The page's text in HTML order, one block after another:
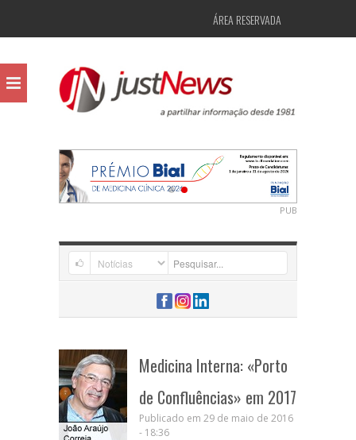
ÁREA RESERVADA
PUB
Medicina Interna: «Porto
de Confluências» em 2017
Publicado em 29 de maio de 2016
- 18:36